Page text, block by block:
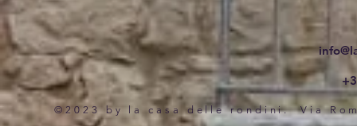
©2023 by la casa delle rondini. Via